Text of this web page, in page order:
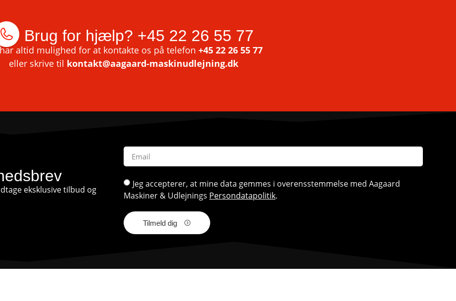
Brug for hjælp? +45 22 26 55 77
altid mulighed for at kontakte os på telefon +45 22 26 55 77
eller skrive til kontakt@aagaard-maskinudlejning.dk
eksklusive tilbud og
Jeg accepterer, at mine data gemmes i overensstemmelse med Aagaard
Maskiner & Udlejnings Persondatapolitik.
Tilmeld dig